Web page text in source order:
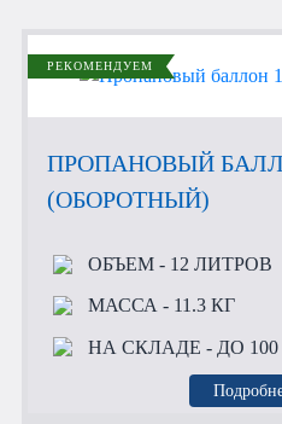
РЕКОМЕНДУЕМ
ПРОПАНОВЫЙ
(ОБОРОТНЫЙ)
ОБЪЕМ- 12 ЛИТРОВ
МАССА - 11.3 КГ
НА СКЛАДЕ - ДО